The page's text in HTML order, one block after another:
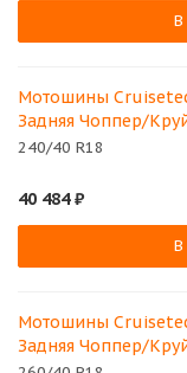
В
Мотошины
Задняя Чоппер/
240/40 R18
40 484₽
В
Мотошины
Задняя Чоппер/